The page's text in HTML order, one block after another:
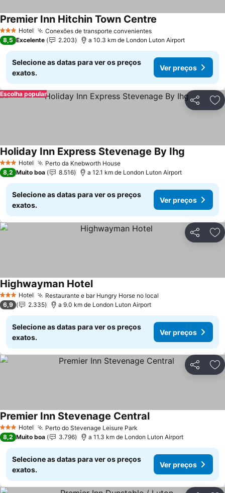
3 EstrelasHotel Conexões de transporte convenientes
Premier Inn Hitchin Town Centre
8,5 Excelente 2.203 a 10.3 km de London Luton Airport
Selecione as datas para ver os preços
exatos.
Ver preços
Partilhar
Escolha popular
3 EstrelasHotel Perto da Knebworth House
Holiday Inn Express Stevenage By Ihg
8,2 Muito boa 8.516 a 12.1 km de London Luton Airport
Selecione as datas para ver os preços
exatos.
Ver preços
Partilhar
3 EstrelasHotel Restaurante e bar Hungry Horse no local
Highwayman Hotel
6,9 2.335 a 9.0 km de London Luton Airport
Selecione as datas para ver os preços
exatos.
Ver preços
Partilhar
3 EstrelasHotel Perto do Stevenage Leisure Park
Premier Inn Stevenage Central
8,2 Muito boa 3.796 a 11.3 km de London Luton Airport
Selecione as datas para ver os preços
exatos.
Ver preços